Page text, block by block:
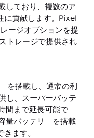
しており、複数のア
に貢献します。Pixel
ージオプションを提
トレージで提供され
を搭載し、通常の利
し、スーパーバッテ
間まで延長可能で
量バッテリーを搭載
ます。